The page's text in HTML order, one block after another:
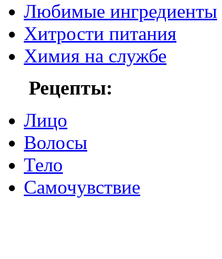
Любимые ингредиенты
Хитрости питания
Химия на службе
Рецепты:
Лицо
Волосы
Тело
Самочувствие